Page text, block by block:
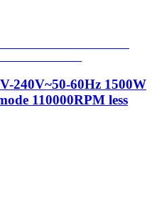
240V~50-60Hz 1500W
110000RPM less